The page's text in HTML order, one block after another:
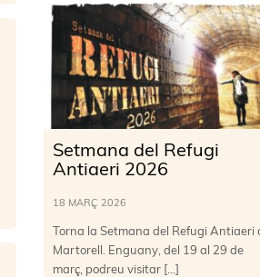
Setmana del Refugi
Antiaeri 2026
18 MARÇ 2026
Torna la Setmana del Refugi Antiaeri
Martorell. Enguany, del 19 al 29 de
març, podreu visitar […]